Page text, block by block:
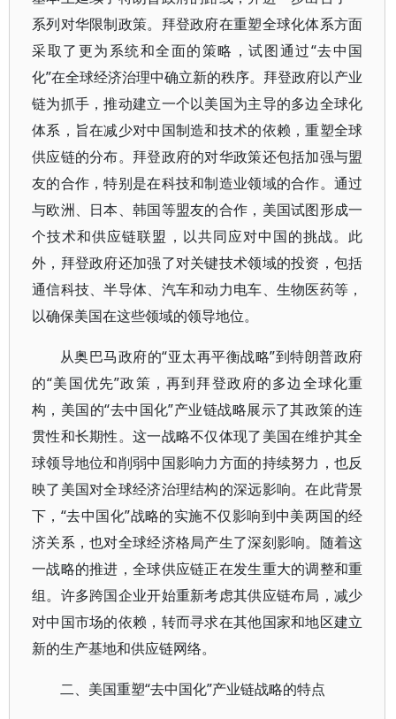
系列对华限制政策。拜登政府在重塑全球化体系方面
采取了更为系统和全面的策略，试图通过“去中国
化”在全球经济治理中确立新的秩序。拜登政府以产业
链为抓手，推动建立一个以美国为主导的多边全球化
体系，旨在减少对中国制造和技术的依赖，重塑全球
供应链的分布。拜登政府的对华政策还包括加强与盟
友的合作，特别是在科技和制造业领域的合作。通过
与欧洲、日本、韩国等盟友的合作，美国试图形成一
个技术和供应链联盟，以共同应对中国的挑战。此
外，拜登政府还加强了对关键技术领域的投资，包括
通信科技、半导体、汽车和动力电车、生物医药等，
以确保美国在这些领域的领导地位。
从奥巴马政府的“亚太再平衡战略”到特朗普政府
的“美国优先”政策，再到拜登政府的多边全球化重
构，美国的“去中国化”产业链战略展示了其政策的连
贯性和长期性。这一战略不仅体现了美国在维护其全
球领导地位和削弱中国影响力方面的持续努力，也反
映了美国对全球经济治理结构的深远影响。在此背景
下，“去中国化”战略的实施不仅影响到中美两国的经
济关系，也对全球经济格局产生了深刻影响。随着这
一战略的推进，全球供应链正在发生重大的调整和重
组。许多跨国企业开始重新考虑其供应链布局，减少
对中国市场的依赖，转而寻求在其他国家和地区建立
新的生产基地和供应链网络。
二、美国重塑“去中国化”产业链战略的特点